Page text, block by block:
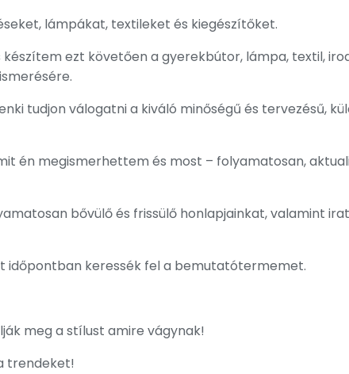
lámpákat, textileket és kiegészítőket.
ezt követően a gyerekbútor, lámpa, textil,
tudjon válogatni a kiváló minőségű és tervezésű,
én megismerhettem és most – folyamatosan,
bővülő és frissülő honlapjainkat, valamint
keressék fel a bemutatótermemet.
meg a stílust amire vágynak!
trendeket!